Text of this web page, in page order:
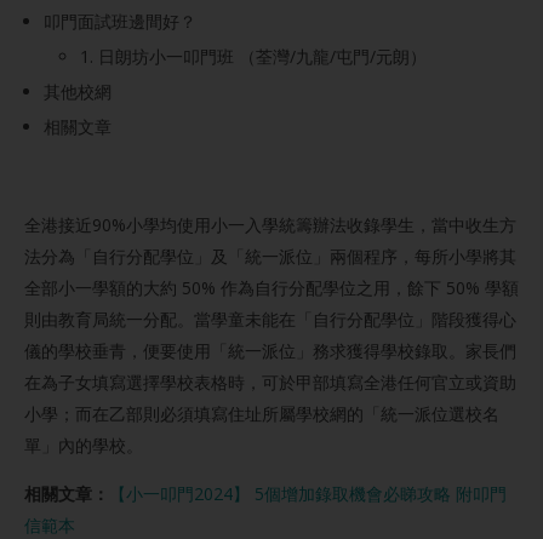
叩門面試班邊間好？
1. 日朗坊小一叩門班 （荃灣/九龍/屯門/元朗）
其他校網
相關文章
全港接近90%小學均使用小一入學統籌辦法收錄學生，當中收生方
法分為「自行分配學位」及「統一派位」兩個程序，每所小學將其
全部小一學額的大約 50% 作為自行分配學位之用，餘下 50% 學額
則由教育局統一分配。當學童未能在「自行分配學位」階段獲得心
儀的學校垂青，便要使用「統一派位」務求獲得學校錄取。家長們
在為子女填寫選擇學校表格時，可於甲部填寫全港任何官立或資助
小學；而在乙部則必須填寫住址所屬學校網的「統一派位選校名
單」內的學校。
相關文章：
【小一叩門2024】 5個增加錄取機會必睇攻略 附叩門
信範本